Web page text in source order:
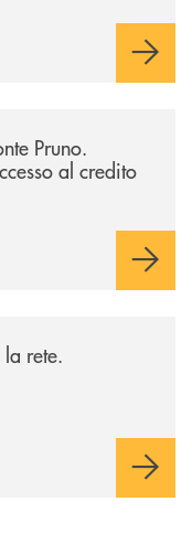
Pruno.
al credito
rete.